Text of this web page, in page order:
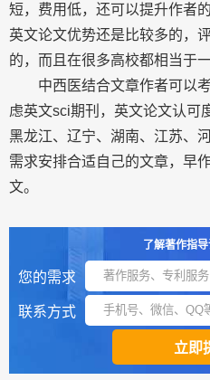
短，费用低，还可以提升作者的
英文论文优势还是比较多的，
的，而且在很多高校都相当于
中西医结合文章作者可以考
虑英文sci期刊，英文论文认可
黑龙江、辽宁、湖南、江苏、
需求安排合适自己的文章，早
文。
了解著作指
您的需求
联系方式